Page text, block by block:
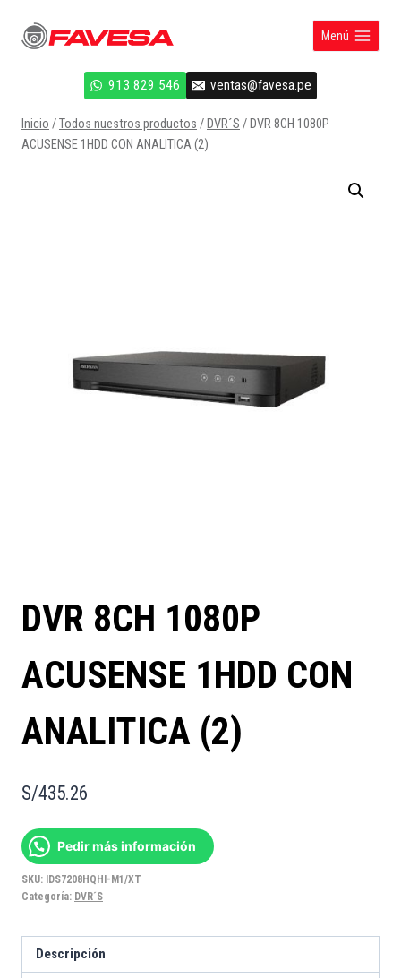
Menú
913 829 546 ventas@favesa.pe
Inicio /Todos nuestros productos / DVR´S / DVR 8CH 1080P
ACUSENSE 1HDD CON ANALITICA (2)
DVR 8CH 1080P
ACUSENSE 1HDD CON
ANALITICA (2)
S/435.26
Pedir más información
SKU: IDS7208HQHI-M1/XT
Categoría: DVR´S
Descripción